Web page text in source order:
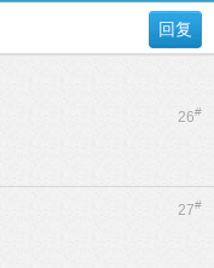
回复
26#
27#